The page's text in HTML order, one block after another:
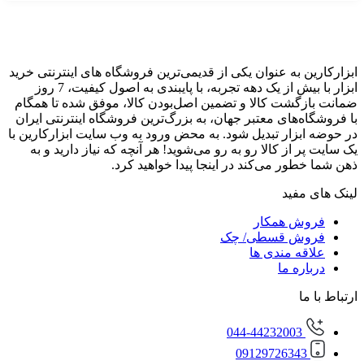
به عنوان یکی از قدیمی‌ترین فروشگاه های اینترنتی خرید
ابزار با بیش از یک دهه تجربه، با پایبندی به اصول کیفیت، 7 روز
کالا و تضمین اصل‌بودن کالا، موفق شده تا همگام
معتبر جهان، به بزرگ‌ترین فروشگاه اینترنتی ایران
تبدیل شود. به محض ورود به وب سایت ابزارکارین با
از کالا رو به رو می‌شوید! هر آنچه که نیاز دارید و به
می‌کند در اینجا پیدا خواهید کرد.
همکار
قسطی/ چک
مندی ها
ما
044-44232003